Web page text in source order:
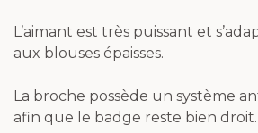
L’aimant est très puissant et
aux blouses épaisses.
La broche possède un système
afin que le badge reste bien droit.